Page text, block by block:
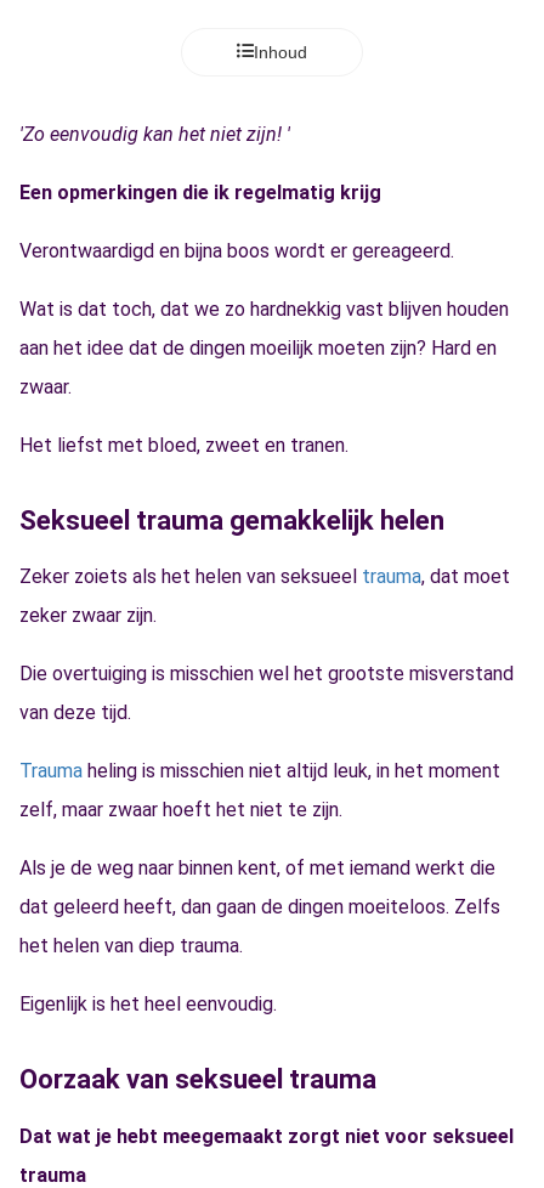
Inhoud
'Zo eenvoudig kan het niet zijn! '
Een opmerkingen die ik regelmatig krijg
Verontwaardigd en bijna boos wordt er gereageerd.
Wat is dat toch, dat we zo hardnekkig vast blijven houden
aan het idee dat de dingen moeilijk moeten zijn? Hard en
zwaar.
Het liefst met bloed, zweet en tranen.
Seksueel trauma gemakkelijk helen
Zeker zoiets als het helen van seksueel trauma, dat moet
zeker zwaar zijn.
Die overtuiging is misschien wel het grootste misverstand
van deze tijd.
Trauma heling is misschien niet altijd leuk, in het moment
zelf, maar zwaar hoeft het niet te zijn.
Als je de weg naar binnen kent, of met iemand werkt die
dat geleerd heeft, dan gaan de dingen moeiteloos. Zelfs
het helen van diep trauma.
Eigenlijk is het heel eenvoudig.
Oorzaak van seksueel trauma
Dat wat je hebt meegemaakt zorgt niet voor seksueel
trauma